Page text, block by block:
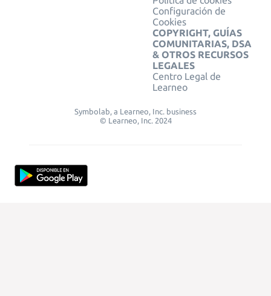
Configuración de
Cookies
COPYRIGHT, GUÍAS
COMUNITARIAS, DSA
& OTROS RECURSOS
LEGALES
Centro Legal de
Learneo
Symbolab, a Learneo, Inc. business
© Learneo, Inc. 2024